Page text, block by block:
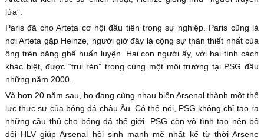
lửa”.
Paris đã cho Arteta cơ hội đầu tiên trong sự nghiệp. Paris cũng là
nơi Arteta gặp Heinze, người giờ đây là cộng sự thân thiết nhất của
ông trên băng ghế huấn luyện. Hai con người ấy, với hai tính cách
khác biệt, được “trui rèn” trong cùng một môi trường tại PSG đầu
những năm 2000.
Và hơn 20 năm sau, họ đang cùng nhau biến Arsenal thành một thế
lực thực sự của bóng đá châu Âu. Có thể nói, PSG không chỉ tạo ra
những cầu thủ cho bóng đá thế giới. PSG còn vô tình tạo nên bộ
đôi HLV giúp Arsenal hồi sinh mạnh mẽ nhất kể từ thời Arsene